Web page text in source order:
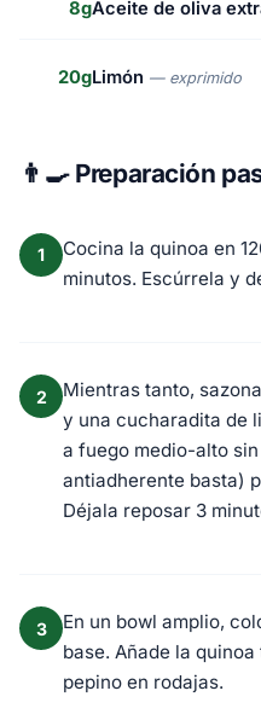
8gAceite de oliva
20gLimón — exprimido
👨‍🍳 Preparación
1
Cocina la quinoa en
minutos. Escúrrela y
2
Mientras tanto,
y una cucharadita de
a fuego medio-alto
antiadherente basta)
Déjala reposar 3
3
En un bowl amplio,
base. Añade la
pepino en rodajas.